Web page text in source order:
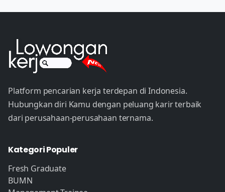
Platform pencarian kerja terdepan di Indonesia.
Hubungkan diri Kamu dengan peluang karir terbaik
dari perusahaan-perusahaan ternama.
Kategori Populer
Fresh Graduate
BUMN